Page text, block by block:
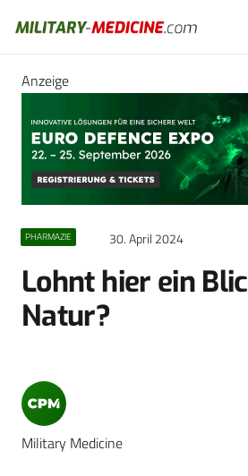
Anzeige
PHARMAZIE 30. April 2024
Lohnt hier ein
Natur?
Military Medicine